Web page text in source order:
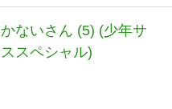
ないさん (5) (少年サ
スペシャル)